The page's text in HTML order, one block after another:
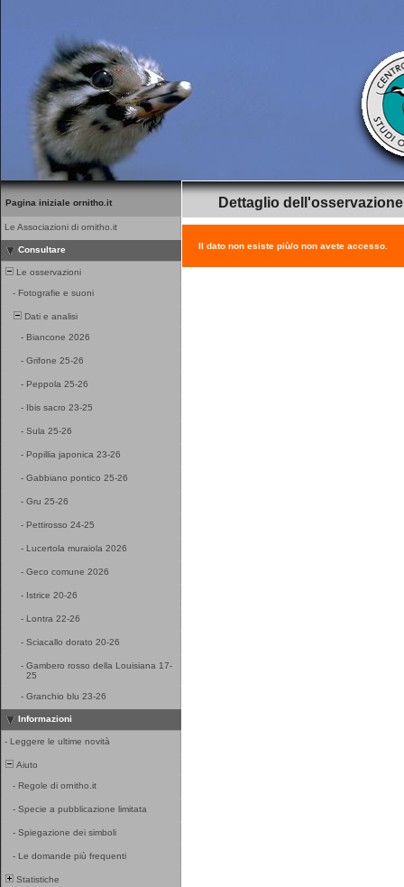
Pagina iniziale ornitho.it
Le Associazioni di ornitho.it
Consultare
Le osservazioni
- Fotografie e suoni
Dati e analisi
- Biancone 2026
- Grifone 25-26
- Peppola 25-26
- Ibis sacro 23-25
- Sula 25-26
- Popillia japonica 23-26
- Gabbiano pontico 25-26
- Gru 25-26
- Pettirosso 24-25
- Lucertola muraiola 2026
- Geco comune 2026
- Istrice 20-26
- Lontra 22-26
- Sciacallo dorato 20-26
- Gambero rosso della Louisiana 17-
25
- Granchio blu 23-26
Informazioni
- Leggere le ultime novità
Aiuto
- Regole di ornitho.it
- Specie a pubblicazione limitata
- Spiegazione dei simboli
- Le domande più frequenti
Statistiche
Dettaglio dell'osservazione
Il dato non esiste più/o non avete accesso.